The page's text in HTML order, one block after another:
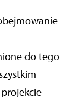
do tego